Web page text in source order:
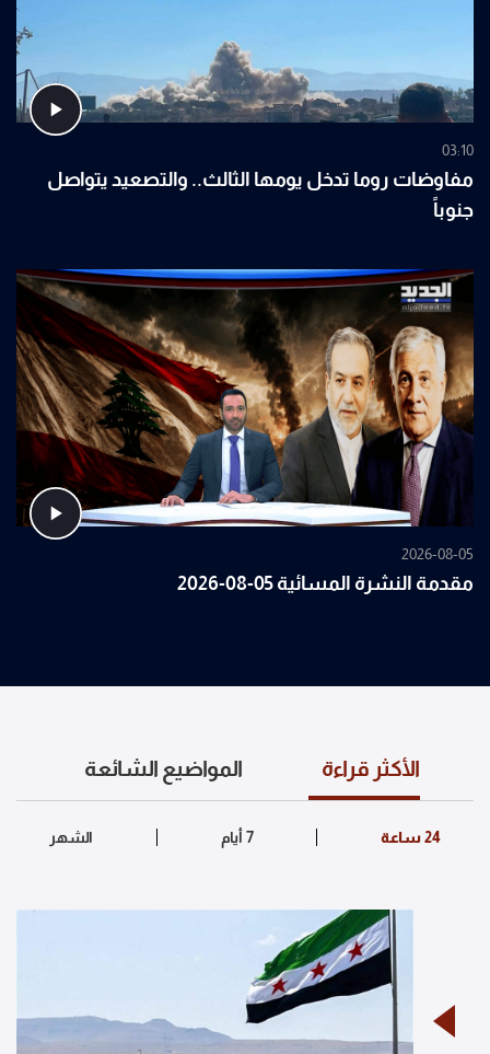
03:10
مفاوضات روما تدخل يومها الثالث.. والتصعيد يتواصل
جنوباً
2026-08-05
مقدمة النشرة المسائية 05-08-2026
الأكثر قراءة المواضيع الشائعة